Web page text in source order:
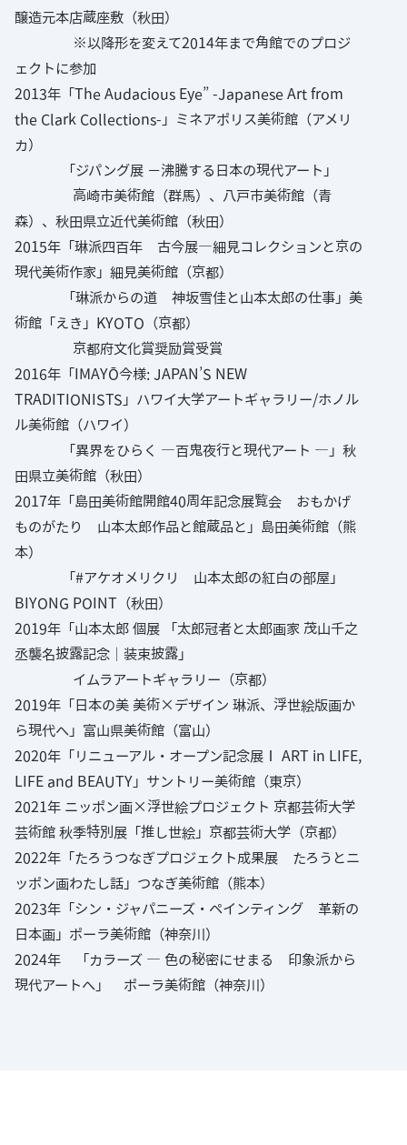
醸造元本店蔵座敷（秋田）
※以降形を変えて2014年まで角館でのプロジ
ェクトに参加
2013年「The Audacious Eye” -Japanese Art from
the Clark Collections-」ミネアポリス美術館（アメリ
カ）
「ジパング展 −沸騰する日本の現代アート」
高崎市美術館（群馬）、八戸市美術館（青
森）、秋田県立近代美術館（秋田）
2015年「琳派四百年 古今展—細見コレクションと京の
現代美術作家」細見美術館（京都）
「琳派からの道 神坂雪佳と山本太郎の仕事」美
術館「えき」KYOTO（京都）
京都府文化賞奨励賞受賞
2016年「IMAYŌ今様: JAPAN’S NEW
TRADITIONISTS」ハワイ大学アートギャラリー/ホノル
ル美術館（ハワイ）
「異界をひらく ―百鬼夜行と現代アート ―」秋
田県立美術館（秋田）
2017年「島田美術館開館40周年記念展覧会 おもかげ
ものがたり 山本太郎作品と館蔵品と」島田美術館（熊
本）
「#アケオメリクリ 山本太郎の紅白の部屋」
BIYONG POINT（秋田）
2019年「山本太郎 個展 「太郎冠者と太郎画家 茂山千之
丞襲名披露記念｜装束披露」
イムラアートギャラリー（京都）
2019年「日本の美 美術×デザイン 琳派、浮世絵版画か
ら現代へ」富山県美術館（富山）
2020年「リニューアル・オープン記念展Ⅰ ART in LIFE,
LIFE and BEAUTY」サントリー美術館（東京）
2021年 ニッポン画×浮世絵プロジェクト 京都芸術大学
芸術館 秋季特別展「推し世絵」京都芸術大学（京都）
2022年「たろうつなぎプロジェクト成果展 たろうとニ
ッポン画わたし話」つなぎ美術館（熊本）
2023年「シン・ジャパニーズ・ペインティング 革新の
日本画」ポーラ美術館（神奈川）
2024年 「カラーズ ― 色の秘密にせまる 印象派から
現代アートへ」 ポーラ美術館（神奈川）